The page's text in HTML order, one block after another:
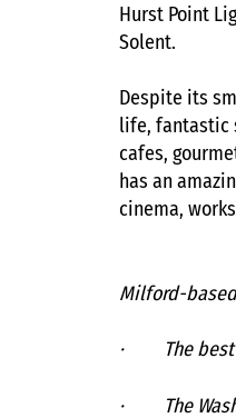
Hurst Point
Solent.
Despite its
life, fantastic
cafes,
has an
cinema,
Milford-
· The best
· The